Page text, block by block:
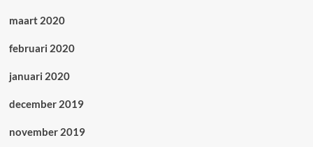
maart 2020
februari 2020
januari 2020
december 2019
november 2019